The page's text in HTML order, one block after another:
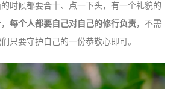
时候都要合十、点一下头，有一个礼貌的
每个人都要自己对自己的修行负责，不需
只要守护自己的一份恭敬心即可。